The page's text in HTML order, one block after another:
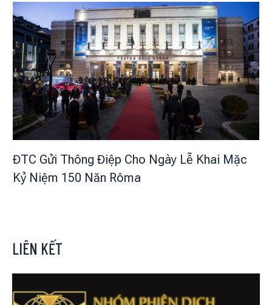
ĐTC Gửi Thông Điệp Cho Ngày Lễ Khai Mặc
Kỷ Niệm 150 Năn Rôma
LIÊN KẾT